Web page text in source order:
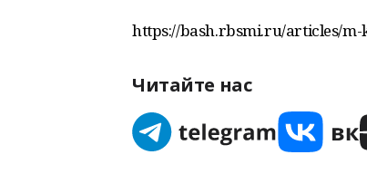
https://bash.rbsmi.ru/articles/m-
Читайте нас